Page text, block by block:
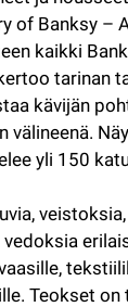
of Banksy –
kaikki
tarinan
kävijän
välineenä.
yli 150
veistoksia,
Teokset